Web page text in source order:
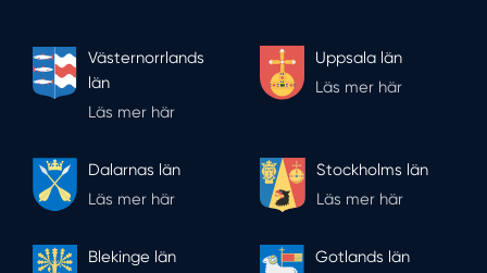
Västernorrlands
län
Läs mer här
Uppsala län
Läs mer här
Dalarnas län
Läs mer här
Stockholms län
Läs mer här
Blekinge län
Gotlands län